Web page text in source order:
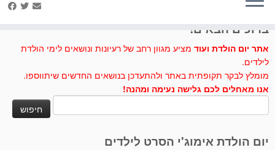
ברוכים הבאים!
אתר יום הולדת ועוד מציע מגוון רחב של רעיונות ונושאים לימי הולדת
לילדים.
מומלץ לבקר תקופתית באתר ולהתעדכן בנושאים החדשים שיתווספו.
אנו מאחלים לכם גלישה נעימה ומהנה!
יום הולדת אימוג'י הסרט לילדים